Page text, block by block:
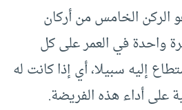
الركن الخامس من أركان
واحدة في العمر على كل
إليه سبيلا، أي إذا كانت له
على أداء هذه الفريضة.